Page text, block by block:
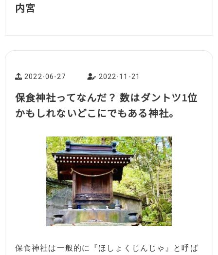
内宮
2022-06-27 2022-11-21
保食神社ってなんだ？ 数はダントツ1位
かもしれないどこにでもある神社。
保食神社は一般的に『ほしょくじんじゃ』と呼ば